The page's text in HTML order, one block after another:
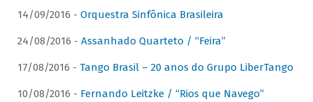
14/09/2016 - Orquestra Sinfônica Brasileira
24/08/2016 - Assanhado Quarteto / “Feira”
17/08/2016 - Tango Brasil – 20 anos do Grupo LiberTango
10/08/2016 - Fernando Leitzke / “Rios que Navego”